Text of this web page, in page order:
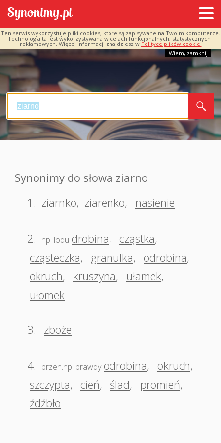
Ten serwis wykorzystuje pliki cookies, które są zapisywane na Twoim komputerze.
Technologia ta jest wykorzystywana w celach funkcjonalnych, statystycznych i
reklamowych. Więcej informacji znajdziesz w Polityce plików cookie.
Wiem, zamknij
Synonimy do słowa ziarno
1. ziarnko, ziarenko, nasienie
2. np. lodu drobina, cząstka,
cząsteczka, granulka, odrobina,
okruch, kruszyna, ułamek,
ułomek
3. zboże
4. przen.np. prawdy odrobina, okruch,
szczypta, cień, ślad, promień,
źdźbło